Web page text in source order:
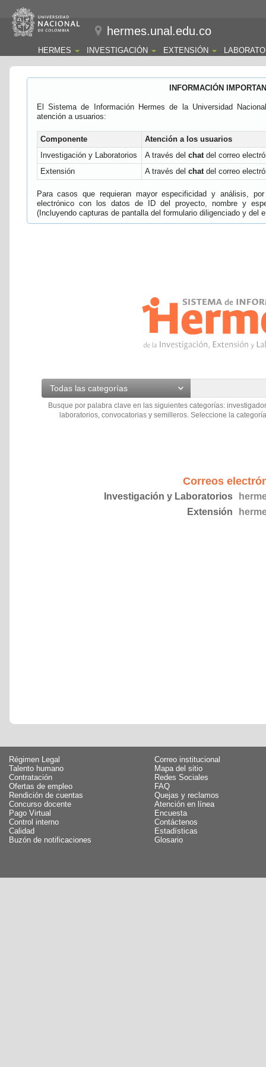
hermes.unal.edu.co
HERMES INVESTIGACIÓN EXTENSIÓN
INFORMACIÓN
El Sistema de Información Hermes de la Universidad
atención a usuarios:
Componente
Atención a los usuarios
Investigación y Laboratorios
A través del chatdel correo
Extensión
A través del chatdel correo
Para casos que requieran mayor especificidad y análisis,
electrónico con los datos de ID del proyecto, nombre y
(Incluyendo capturas de pantalla del formulario diligenciado y del
Todas las categorías
Busque por palabra clave en las siguientes categorías:
laboratorios, convocatorias y semilleros. Seleccione la
Correos
Investigación y Laboratorios
Extensión
Régimen Legal
Talento humano
Contratación
Ofertas de empleo
Rendición de cuentas
Concurso docente
Pago Virtual
Control interno
Calidad
Buzón de notificaciones
Correo institucional
Mapa del sitio
Redes Sociales
FAQ
Quejas y reclamos
Atención en línea
Encuesta
Contáctenos
Estadísticas
Glosario